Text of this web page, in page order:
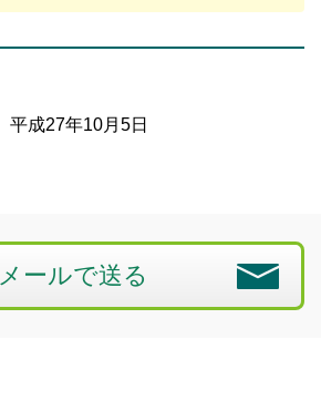
平成27年10月5日
メールで送る